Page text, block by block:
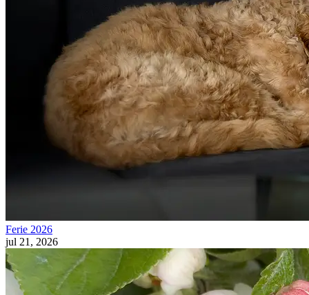
Ferie 2026
jul 21, 2026